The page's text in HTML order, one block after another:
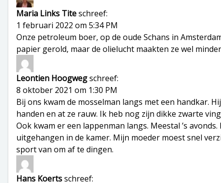
Maria Links Titeschreef:
1 februari 2022 om 5:34 PM
Onze petroleum boer, op de oude Schans in
papier gerold, maar de olielucht maakten ze wel
Leontien Hoogwegschreef:
8 oktober 2021 om 1:30 PM
Bij ons kwam de mosselman langs met een handkar.
handen en at ze rauw. Ik heb nog zijn dikke zwarte
Ook kwam er een lappenman langs. Meestal ’s
uitgehangen in de kamer. Mijn moeder moest snel
sport van om af te dingen.
Hans Koertsschreef: